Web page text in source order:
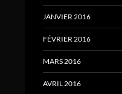
JANVIER 2016
FÉVRIER 2016
MARS 2016
AVRIL 2016